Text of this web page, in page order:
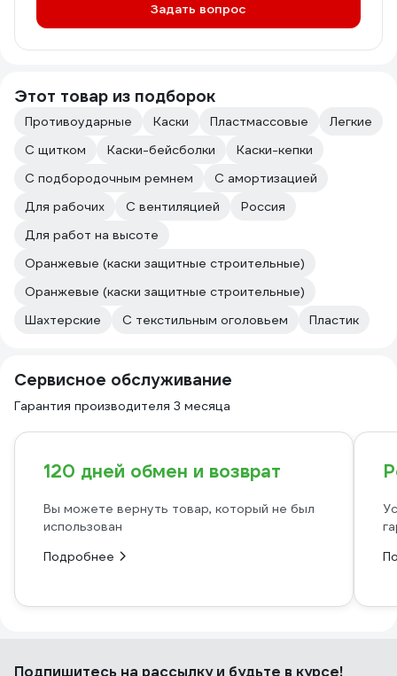
Задать вопрос
Этот товар из подборок
Противоударные Каски Пластмассовые
Легкие
С щитком
Каски-бейсболки
Каски-кепки
С подбородочным ремнем
С амортизацией
Для рабочих
С вентиляцией
Россия
Для работ на высоте
Оранжевые (каски защитные строительные)
Оранжевые (каски защитные строительные)
Шахтерские
С текстильным оголовьем Пластик
Сервисное обслуживание
Гарантия производителя 3 месяца
120 дней обмен и возврат
Вы можете вернуть товар, который не был
использован
Подробнее
Подпишитесь на рассылкуи будьте в курсе!